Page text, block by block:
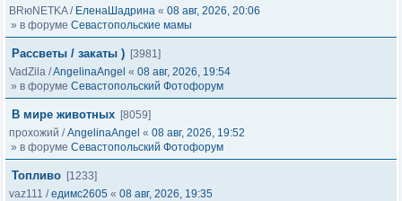
BRюNETKA/ ЕленаШадрина « 08 авг, 2026, 20:06
» в форуме Севастопольские мамы
Рассветы / закаты ) [3981]
VadZila /AngelinaAngel « 08 авг, 2026, 19:54
» в форуме Севастопольский Фотофорум
В мире животных [8059]
прохожий /AngelinaAngel « 08 авг, 2026, 19:52
» в форуме Севастопольский Фотофорум
Топливо [1233]
vaz111 /едимс2605 « 08 авг, 2026, 19:35